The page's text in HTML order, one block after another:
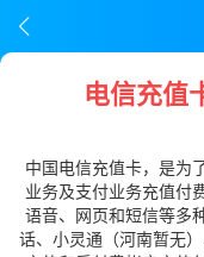
电信充值
中国电信充值卡，是为
业务及支付业务充值付
语音、网页和短信等多
话、小灵通（河南暂无